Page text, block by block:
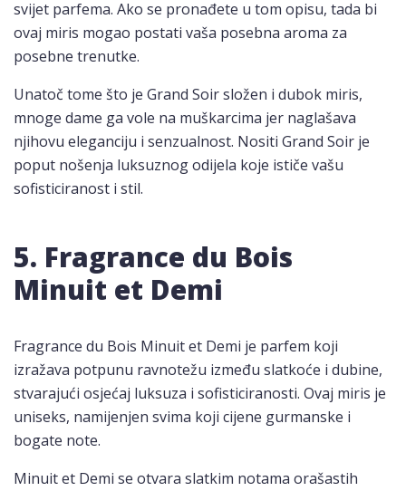
svijet parfema. Ako se pronađete u tom opisu, tada bi
ovaj miris mogao postati vaša posebna aroma za
posebne trenutke.
Unatoč tome što je Grand Soir složen i dubok miris,
mnoge dame ga vole na muškarcima jer naglašava
njihovu eleganciju i senzualnost. Nositi Grand Soir je
poput nošenja luksuznog odijela koje ističe vašu
sofisticiranost i stil.
5. Fragrance du Bois
Minuit et Demi
Fragrance du Bois Minuit et Demi je parfem koji
izražava potpunu ravnotežu između slatkoće i dubine,
stvarajući osjećaj luksuza i sofisticiranosti. Ovaj miris je
uniseks, namijenjen svima koji cijene gurmanske i
bogate note.
Minuit et Demi se otvara slatkim notama orašastih